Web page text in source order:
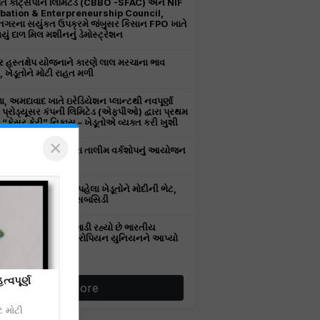
કોટ્સપીન લિમિટેડ (CBBO -SFAC) અને NIF
& Enterpreneurship Council,
સયુંકત ઉપક્રમે જંબુસર કિસાન FPO ખાતે
દાળ મિલ મશીનનું ડેમોસ્ટ્રેશન
હસ્તક્ષેપ યોજનાને કારણે લાલ મરચાના ભાવ
ખેડૂતોને મોટી રાહત મળી
અમદાવાદ ખાતે ઇરેડિયેશન પ્લાન્ટથી નવપૂર્ણા
પ્રોડ્યૂસર કંપની લિમિટેડ (એફપીઓ) દ્વારા પ્રથમ
કેરી” નિકાસ – ખેડૂતોએ વ્યક્ત કરી ખુશી
ડોન બાયો-કેર દ્વારા તાલીમ વર્કશોપનું આયોજન
સિઝનની શરૂઆત પહેલા ખેડૂતોને મોદીની ભેટ,
માટે આપી કરોડોની સબસિડી
ગેરકાયદેસર ઉગાડી રહ્યો છે ભારતીય
જાતો,ભારતે યુરોપિયન યુનિયનને આપ્યો
More
×
મોટી